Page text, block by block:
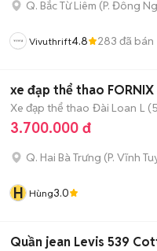
Q. Bắc Từ Liêm (P. Đông
Vivuthrift4.8 283 đã bán
xe đạp thể thao
Xe đạp thể thao Đài Loan L
3.700.000 đ
Q. Hai Bà Trưng (P. Vĩnh
H Hùng3.0
Quần jean Levis 539